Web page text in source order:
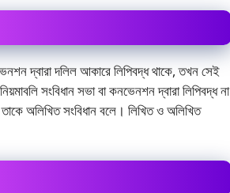
দ্বারা দলিল আকারে লিপিবদ্ধ থাকে, তখন সেই
সংবিধান সভা বা কনভেনশন দ্বারা লিপিবদ্ধ না
অলিখিত সংবিধান বলে। লিখিত ও অলিখিত